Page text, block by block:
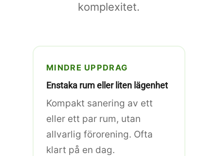
komplexitet.
MINDRE UPPDRAG
Enstaka rum eller liten lägenhet
Kompakt sanering av ett
eller ett par rum, utan
allvarlig förorening. Ofta
klart på en dag.